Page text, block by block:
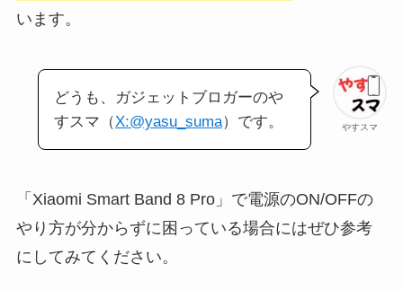
います。
やすスマ
どうも、ガジェットブロガーのや
すスマ（X:@yasu_suma）です。
「Xiaomi Smart Band 8 Pro」で電源のON/OFFの
やり方が分からずに困っている場合にはぜひ参考
にしてみてください。